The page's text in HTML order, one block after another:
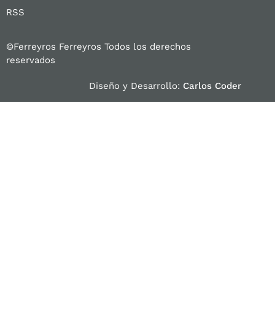
RSS
©Ferreyros Ferreyros Todos los derechos
reservados
Diseño y Desarrollo: Carlos Coder